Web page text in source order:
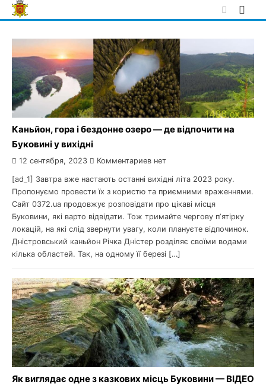
Skip
to
Каньйон, гора і бездонне озеро — де відпочити на
Буковині у вихідні
12 сентября, 2023 Комментариев нет
[ad_1] Завтра вже настають останні вихідні літа 2023 року.
Пропонуємо провести їх з користю та приємними враженнями.
Сайт 0372.ua продовжує розповідати про цікаві місця
Буковини, які варто відвідати. Тож тримайте чергову пʼятірку
локацій, на які слід звернути увагу, коли плануєте відпочинок.
Дністровський каньйон Річка Дністер розділяє своїми водами
кілька областей. Так, на одному її березі […]
Як виглядає одне з казкових місць Буковини — ВІДЕО